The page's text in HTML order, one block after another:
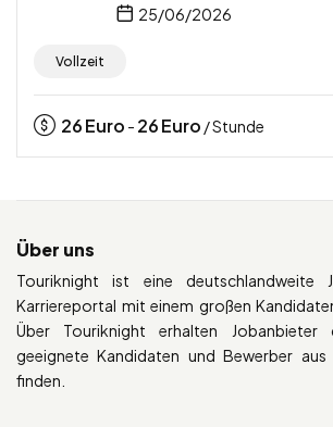
25/06/2026
Vollzeit
26Euro - 26Euro / Stunde
Über uns
Touriknight ist eine deutschlandweite
Karriereportal mit einem großen
Über Touriknight erhalten Jobanbieter
geeignete Kandidaten und Bewerber aus
finden.